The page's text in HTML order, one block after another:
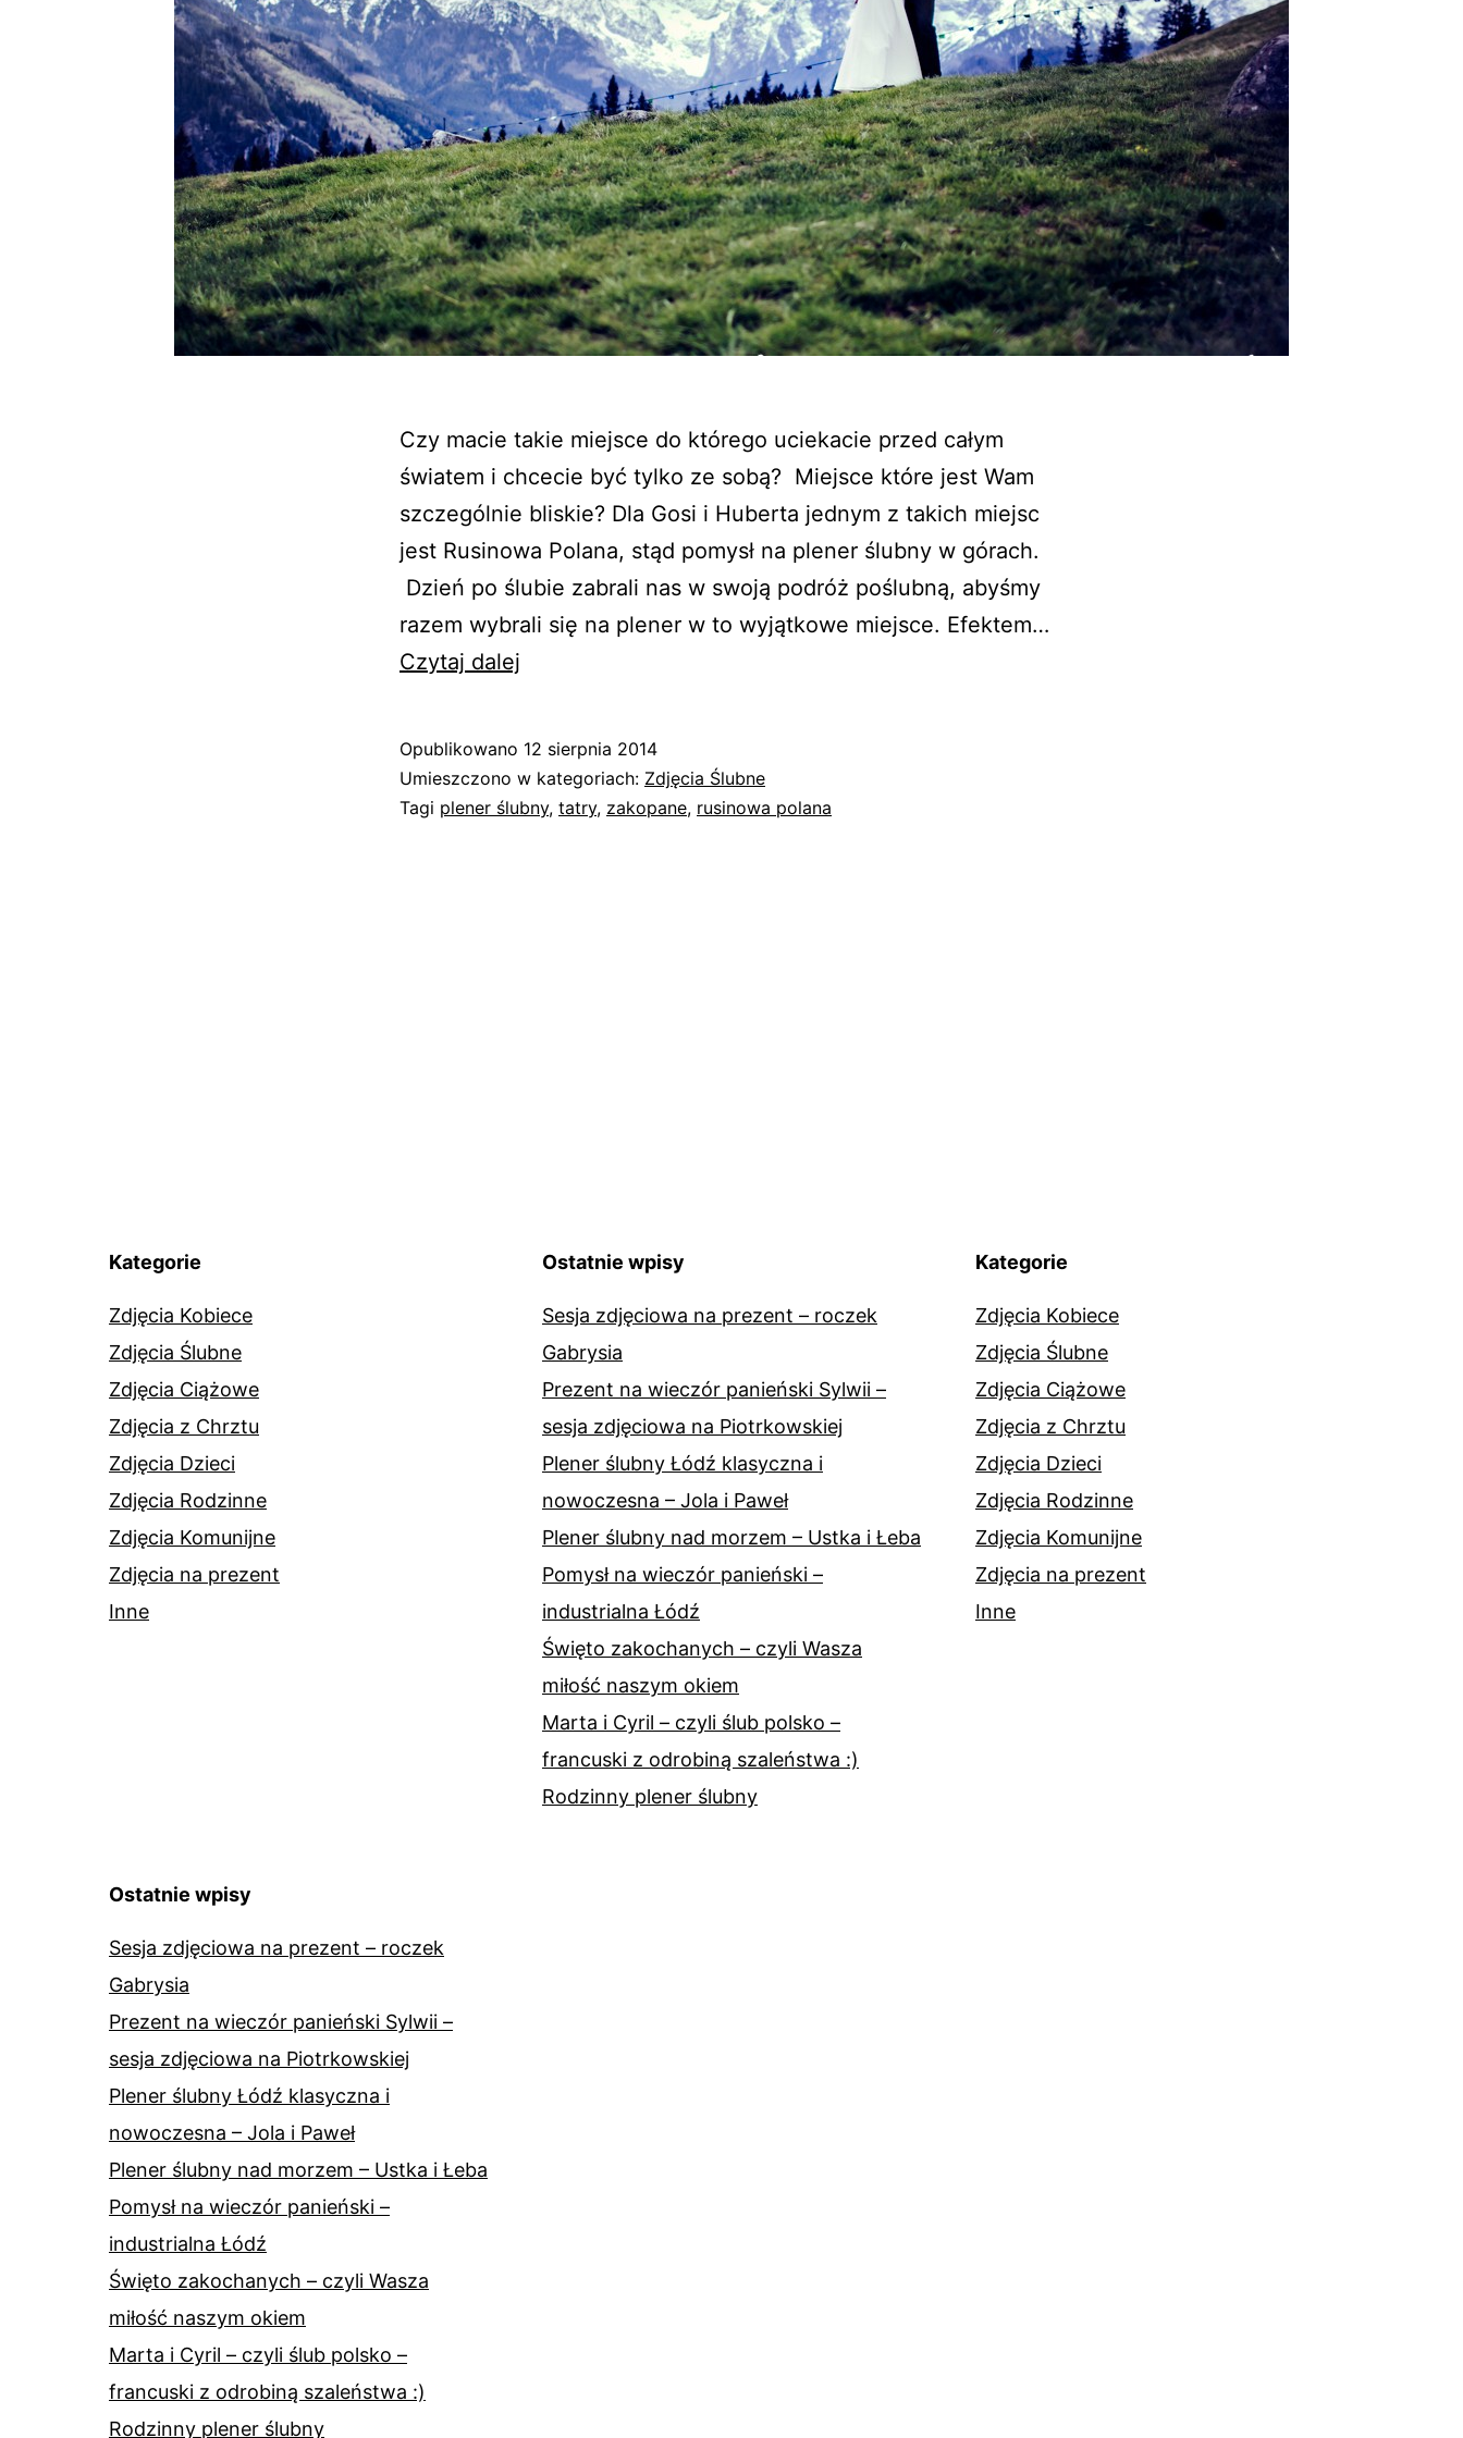
Czy macie takie miejsce do którego uciekacie przed całym
światem i chcecie być tylko ze sobą? Miejsce które jest Wam
szczególnie bliskie? Dla Gosi i Huberta jednym z takich miejsc
jest Rusinowa Polana, stąd pomysł na plener ślubny w górach.
Dzień po ślubie zabrali nas w swoją podróż poślubną, abyśmy
razem wybrali się na plener w to wyjątkowe miejsce. Efektem…
Czytaj dalej
górach
Gosi
Opublikowano 12 sierpnia 2014
Umieszczono w kategoriach: Zdjęcia Ślubne
Tagi plener ślubny, tatry, zakopane, rusinowa polana
Kategorie
Zdjęcia Kobiece
Zdjęcia Ślubne
Zdjęcia Ciążowe
Zdjęcia z Chrztu
Zdjęcia Dzieci
Zdjęcia Rodzinne
Zdjęcia Komunijne
Zdjęcia na prezent
Inne
Ostatnie wpisy
Sesja zdjęciowa na prezent – roczek
Gabrysia
Prezent na wieczór panieński Sylwii –
sesja zdjęciowa na Piotrkowskiej
Plener ślubny Łódź klasyczna i
nowoczesna – Jola i Paweł
Plener ślubny nad morzem – Ustka i Łeba
Pomysł na wieczór panieński –
industrialna Łódź
Święto zakochanych – czyli Wasza
miłość naszym okiem
Marta i Cyril – czyli ślub polsko –
francuski z odrobiną szaleństwa :)
Rodzinny plener ślubny
Kategorie
Zdjęcia Kobiece
Zdjęcia Ślubne
Zdjęcia Ciążowe
Zdjęcia z Chrztu
Zdjęcia Dzieci
Zdjęcia Rodzinne
Zdjęcia Komunijne
Zdjęcia na prezent
Inne
Ostatnie wpisy
Sesja zdjęciowa na prezent – roczek
Gabrysia
Prezent na wieczór panieński Sylwii –
sesja zdjęciowa na Piotrkowskiej
Plener ślubny Łódź klasyczna i
nowoczesna – Jola i Paweł
Plener ślubny nad morzem – Ustka i Łeba
Pomysł na wieczór panieński –
industrialna Łódź
Święto zakochanych – czyli Wasza
miłość naszym okiem
Marta i Cyril – czyli ślub polsko –
francuski z odrobiną szaleństwa :)
Rodzinny plener ślubny